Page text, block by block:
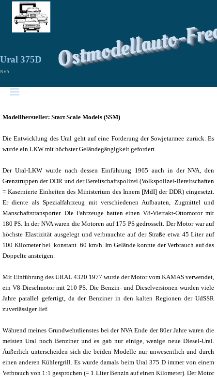
Ostmodellauto-
Ural 375D
NVA
Modellhersteller: Start Scale Models (SSM)
Die Entwicklung des Ural geht auf eine Forderung der Sowjetarmee zurück. Es
wurde ein LKW mit höchster Geländegängigkeit gefordert.
Der Ural-LKW wurde nach dessen Einführung 1965 auch in der NVA, den
Grenztruppen der DDR und der Bereitschaftspolizei (Volkspolizei-Bereitschaften
= Kasernierte Einheiten des Ministerium des Innern [MdI] der DDR) eingesetzt.
Er diente als Spezialfahrzeug mit verschiedenen Aufbauten, Zugmittel und
Manschaftstransporter. Die Fahrzeuge hatten einen V8-Viertakt-Ottomotor mit
180 PS. In der NVA waren die Motoren auf 175 PS gedrosselt. Der Motor war auf
höchste Elastizität ausgelegt und verbrauchte auf der Straße etwa 45 Liter auf
100 Kilometer bei konstant 60 km/h. Im Gelände konnte der Verbrauch auf das
Doppelte ansteigen.
Mit Einführung des URAL 4320 1977 wurde der Motor vom KAMAS verwendet,
ein V8-Dieselmotor mit 210 PS. Die Benzin- und Dieselversionen wurden viele
Jahre parallel gefertigt, da der Benziner in den kalten Regionen der UdSSR
zuverlässiger lief.
Während meines Grundwehrdienstes bei der NVA Ende der 80er Jahre waren die
meisten Ural noch Benziner und es gab nur einige, wenige neue Diesel-Ural.
Äußerlich unterscheiden sich die beiden Modelle nur unwesentlich und durch
einen anderen Kühlergrill. Es wurde damals beim Ural 375 D immer von einem
Verbrauch von 1:1 gesprochen (= 1 Liter Benzin auf einen Kilometer). Der Motor